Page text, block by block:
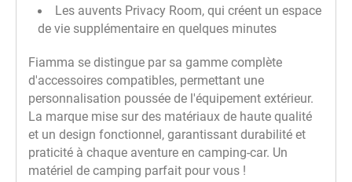
Les auvents Privacy Room, qui créent un espace
de vie supplémentaire en quelques minutes
Fiamma se distingue par sa gamme complète
d'accessoires compatibles, permettant une
personnalisation poussée de l'équipement extérieur.
La marque mise sur des matériaux de haute qualité
et un design fonctionnel, garantissant durabilité et
praticité à chaque aventure en camping-car. Un
matériel de camping parfait pour vous !